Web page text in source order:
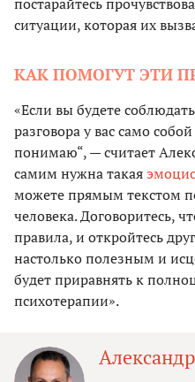
постарайтесь
ситуации, которая их
КАК ПОМОГУТ ЭТИ
«Если вы будете
разговора у вас само
понимаю“, — считает
самим нужна такая
можете прямым текстом
человека. Договоритесь,
правила, и откройтесь
настолько полезным и
будет приравнять к
психотерапии».